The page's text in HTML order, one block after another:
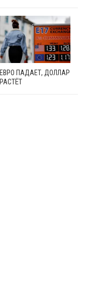
ЕВРО ПАДАЕТ, ДОЛЛАР
РАСТЁТ